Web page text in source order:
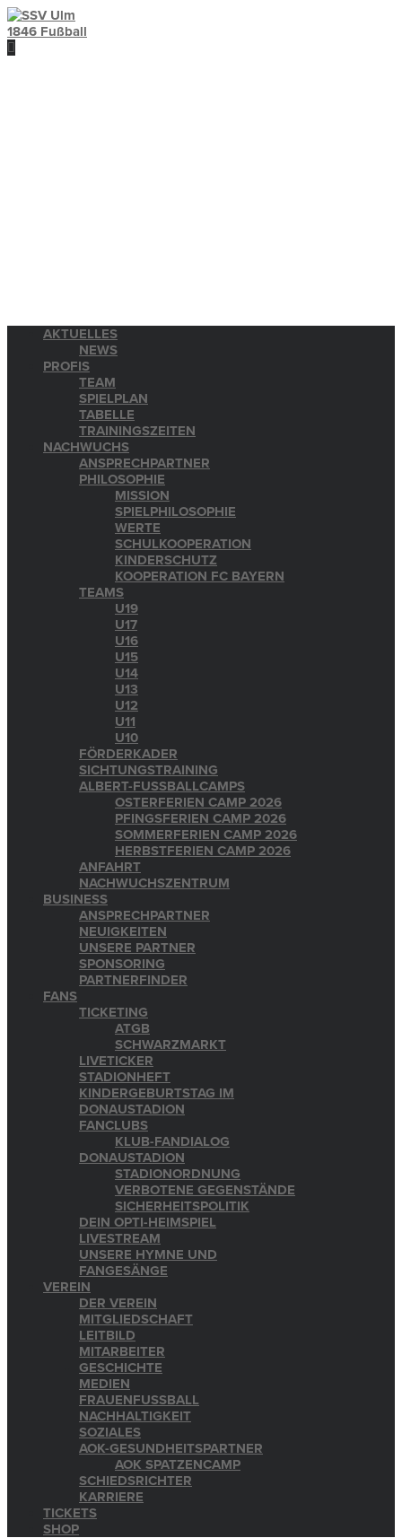
AKTUELLES
NEWS
PROFIS
TEAM
SPIELPLAN
TABELLE
TRAININGSZEITEN
NACHWUCHS
ANSPRECHPARTNER
PHILOSOPHIE
MISSION
SPIELPHILOSOPHIE
WERTE
SCHULKOOPERATION
KINDERSCHUTZ
KOOPERATION FC BAYERN
TEAMS
U19
U17
U16
U15
U14
U13
U12
U11
U10
FÖRDERKADER
SICHTUNGSTRAINING
ALBERT-FUSSBALLCAMPS
OSTERFERIEN CAMP 2026
PFINGSFERIEN CAMP 2026
SOMMERFERIEN CAMP 2026
HERBSTFERIEN CAMP 2026
ANFAHRT
NACHWUCHSZENTRUM
BUSINESS
ANSPRECHPARTNER
NEUIGKEITEN
UNSERE PARTNER
SPONSORING
PARTNERFINDER
FANS
TICKETING
ATGB
SCHWARZMARKT
LIVETICKER
STADIONHEFT
KINDERGEBURTSTAG IM
DONAUSTADION
FANCLUBS
KLUB-FANDIALOG
DONAUSTADION
STADIONORDNUNG
VERBOTENE GEGENSTÄNDE
SICHERHEITSPOLITIK
DEIN OPTI-HEIMSPIEL
LIVESTREAM
UNSERE HYMNE UND
FANGESÄNGE
VEREIN
DER VEREIN
MITGLIEDSCHAFT
LEITBILD
MITARBEITER
GESCHICHTE
MEDIEN
FRAUENFUSSBALL
NACHHALTIGKEIT
SOZIALES
AOK-GESUNDHEITSPARTNER
AOK SPATZENCAMP
SCHIEDSRICHTER
KARRIERE
TICKETS
SHOP